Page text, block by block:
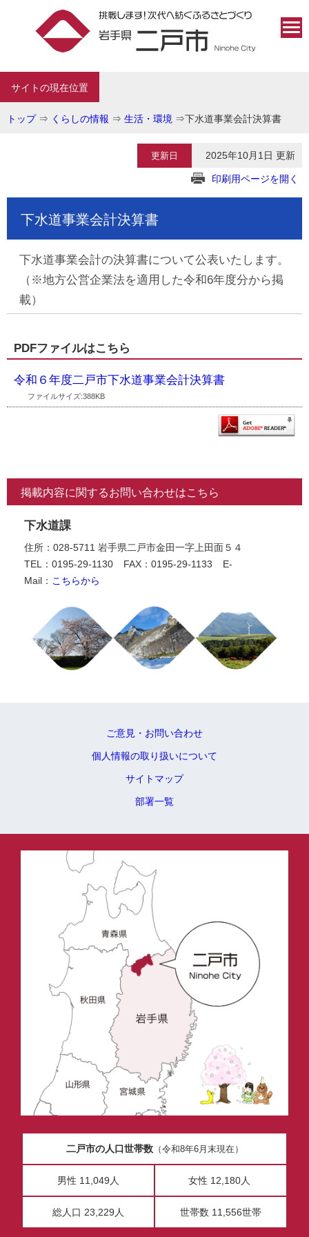
サイトの現在位置
トップ⇒ くらしの情報 ⇒ 生活・環境 ⇒下水道事業会計決算書
更新日 2025年10月1日 更新
印刷用ページを開く
下水道事業会計決算書
下水道事業会計の決算書について公表いたします。
（※地方公営企業法を適用した令和6年度分から掲
載）
PDFファイルはこちら
令和６年度二戸市下水道事業会計決算書
ファイルサイズ:388KB
掲載内容に関するお問い合わせはこちら
下水道課
住所：028-5711 岩手県二戸市金田一字上田面５４
TEL：0195-29-1130
FAX：0195-29-1133
E-
Mail： こちらから
ご意見・お問い合わせ
個人情報の取り扱いについて
サイトマップ
部署一覧
二戸市の人口世帯数（令和8年6月末現在）
男性 11,049人 女性 12,180人
総人口 23,229人 世帯数 11,556世帯